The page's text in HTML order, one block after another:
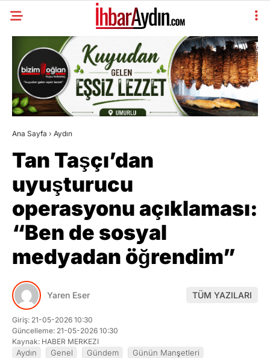
Ana Sayfa › Aydın
Tan Taşçı’dan
uyuşturucu
operasyonu açıklaması:
“Ben de sosyal
medyadan öğrendim”
Yaren Eser TÜM YAZILARI
Giriş: 21-05-2026 10:30
Güncelleme: 21-05-2026 10:30
Kaynak: HABER MERKEZI
Aydın Genel Gündem Günün Manşetleri